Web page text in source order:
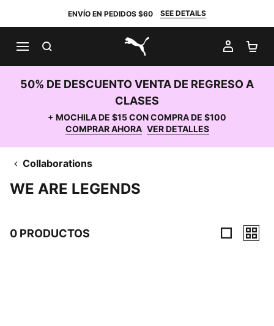
ENVÍO EN PEDIDOS $60 SEE DETAILS
PUMA.com
MI
50% DE DESCUENTO VENTA DE REGRESO A
CLASES
+ MOCHILA DE $15 CON COMPRA DE $100
COMPRAR AHORA VER DETALLES
Collaborations
WE ARE LEGENDS
0 PRODUCTOS